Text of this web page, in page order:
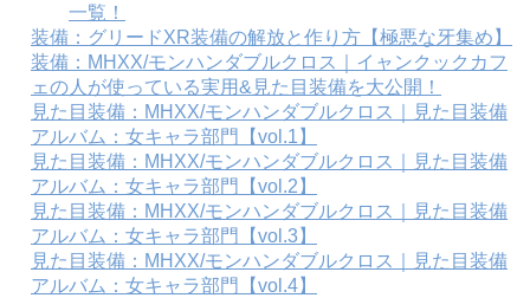
一覧！
装備：グリードXR装備の解放と作り方【極悪な牙集め】
装備：MHXX/モンハンダブルクロス｜イャンクックカフ
ェの人が使っている実用&見た目装備を大公開！
見た目装備：MHXX/モンハンダブルクロス｜見た目装備
アルバム：女キャラ部門【vol.1】
見た目装備：MHXX/モンハンダブルクロス｜見た目装備
アルバム：女キャラ部門【vol.2】
見た目装備：MHXX/モンハンダブルクロス｜見た目装備
アルバム：女キャラ部門【vol.3】
見た目装備：MHXX/モンハンダブルクロス｜見た目装備
アルバム：女キャラ部門【vol.4】